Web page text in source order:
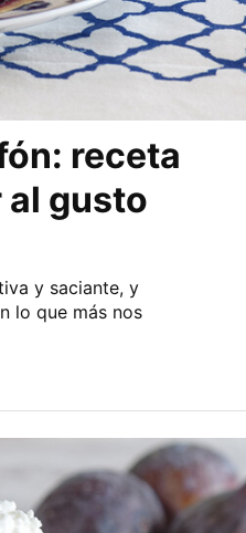
receta
al gusto
y saciante, y
lo que más nos